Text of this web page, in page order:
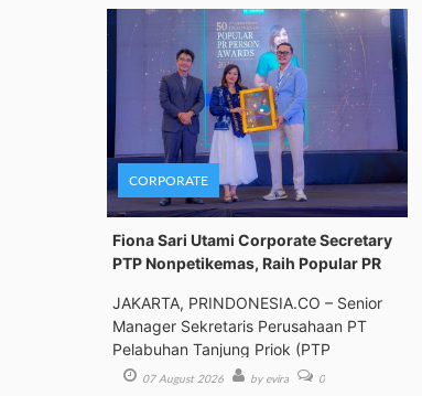
CORPORATE
Fiona Sari Utami Corporate Secretary
PTP Nonpetikemas, Raih Popular PR
JAKARTA, PRINDONESIA.CO – Senior
Manager Sekretaris Perusahaan PT
Pelabuhan Tanjung Priok (PTP
07 August 2026 by evira 0